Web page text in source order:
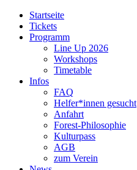
Startseite
Tickets
Programm
Line Up 2026
Workshops
Timetable
Infos
FAQ
Helfer*innen gesucht
Anfahrt
Forest-Philosophie
Kulturpass
AGB
zum Verein